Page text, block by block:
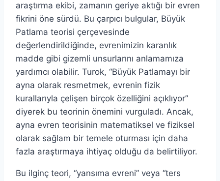
araştırma ekibi, zamanın geriye aktığı bir evren
fikrini öne sürdü. Bu çarpıcı bulgular, Büyük
Patlama teorisi çerçevesinde
değerlendirildiğinde, evrenimizin karanlık
madde gibi gizemli unsurlarını anlamamıza
yardımcı olabilir. Turok, “Büyük Patlamayı bir
ayna olarak resmetmek, evrenin fizik
kurallarıyla çelişen birçok özelliğini açıklıyor”
diyerek bu teorinin önemini vurguladı. Ancak,
ayna evren teorisinin matematiksel ve fiziksel
olarak sağlam bir temele oturması için daha
fazla araştırmaya ihtiyaç olduğu da belirtiliyor.
Bu ilginç teori, “yansıma evreni” veya “ters